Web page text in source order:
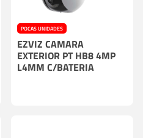
POCAS UNIDADES
EZVIZ CAMARA
EXTERIOR PT HB8 4MP
L4MM C/BATERIA